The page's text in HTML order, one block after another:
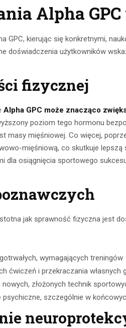
Alpha
GPC, kierując się konkretnymi,
doświadczenia użytkowników
fizycznej
Alpha GPC może znacząco
poziom tego hormonu
masy mięśniowej. Co więcej,
mięśniową, co skutkuje lepszą
dla osiągnięcia sportowego
jak sprawność fizyczna jest
wymagających treningów
ćwiczeń i przekraczania własnych
złożonych technik
szczególnie w